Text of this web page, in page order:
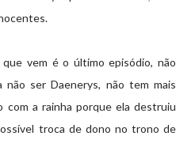
que vem é o último episódio, não
não ser Daenerys, não tem mais
com a rainha porque ela destruiu
troca de dono no trono de